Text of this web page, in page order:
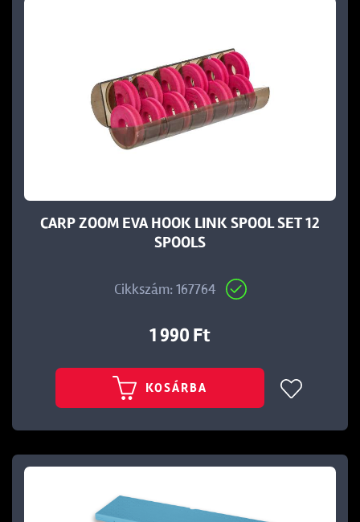
CARP ZOOM EVA HOOK LINK SPOOL SET 12
SPOOLS
Cikkszám: 167764
1 990 Ft
KOSÁRBA